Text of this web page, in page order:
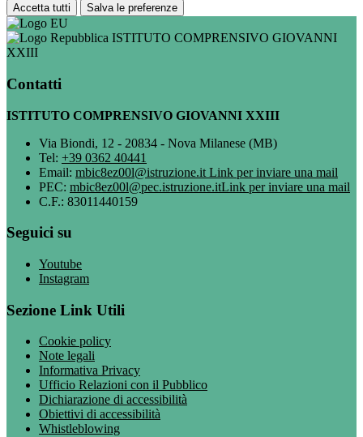
Accetta tutti Salva le preferenze
ISTITUTO COMPRENSIVO GIOVANNI
XXIII
Contatti
ISTITUTO COMPRENSIVO GIOVANNI XXIII
Via Biondi, 12 - 20834 - Nova Milanese (MB)
Tel: +39 0362 40441
Email: mbic8ez00l@istruzione.it Link per inviare una mail
PEC: mbic8ez00l@pec.istruzione.itLink per inviare una mail
C.F.: 83011440159
Seguici su
Youtube
Instagram
Sezione Link Utili
Cookie policy
Note legali
Informativa Privacy
Ufficio Relazioni con il Pubblico
Dichiarazione di accessibilità
Obiettivi di accessibilità
Whistleblowing